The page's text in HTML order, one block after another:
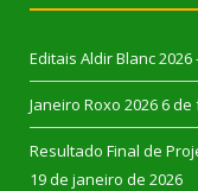
Editais Aldir Blanc 2026
Janeiro Roxo 2026 6 de
Resultado Final de
19 de janeiro de 2026